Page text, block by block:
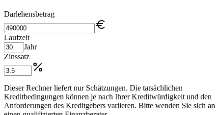
Darlehensbetrag
Laufzeit
Jahr
Zinssatz
Dieser Rechner liefert nur Schätzungen. Die tatsächlichen
Kreditbedingungen können je nach Ihrer Kreditwürdigkeit und den
Anforderungen des Kreditgebers variieren. Bitte wenden Sie sich an